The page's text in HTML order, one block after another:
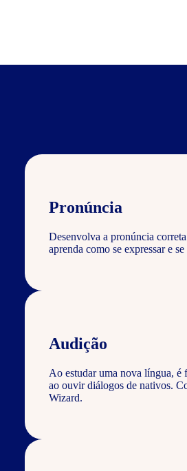
Pronúncia
Desenvolva a pronúncia
aprenda como se expressar e
Audição
Ao estudar uma nova língua, é
ao ouvir diálogos de nativos.
Wizard.